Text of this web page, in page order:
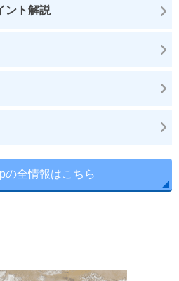
ント解説
の全情報はこちら